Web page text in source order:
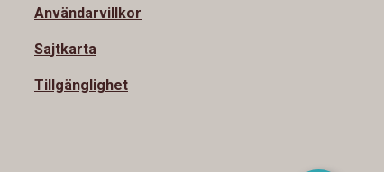
Användarvillkor
Sajtkarta
Tillgänglighet